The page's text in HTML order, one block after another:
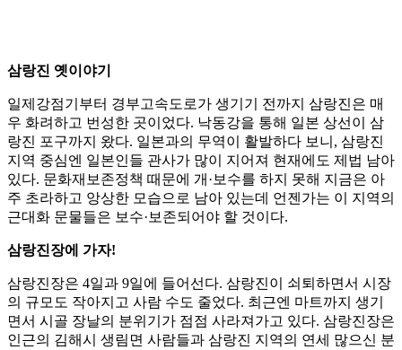
삼랑진 옛이야기
일제강점기부터 경부고속도로가 생기기 전까지 삼랑진은 매
우 화려하고 번성한 곳이었다. 낙동강을 통해 일본 상선이 삼
랑진 포구까지 왔다. 일본과의 무역이 활발하다 보니, 삼랑진
지역 중심엔 일본인들 관사가 많이 지어져 현재에도 제법 남아
있다. 문화재보존정책 때문에 개·보수를 하지 못해 지금은 아
주 초라하고 앙상한 모습으로 남아 있는데 언젠가는 이 지역의
근대화 문물들은 보수·보존되어야 할 것이다.
삼랑진장에 가자!
삼랑진장은 4일과 9일에 들어선다. 삼랑진이 쇠퇴하면서 시장
의 규모도 작아지고 사람 수도 줄었다. 최근엔 마트까지 생기
면서 시골 장날의 분위기가 점점 사라져가고 있다. 삼랑진장은
인근의 김해시 생림면 사람들과 삼랑진 지역의 연세 많으신 분